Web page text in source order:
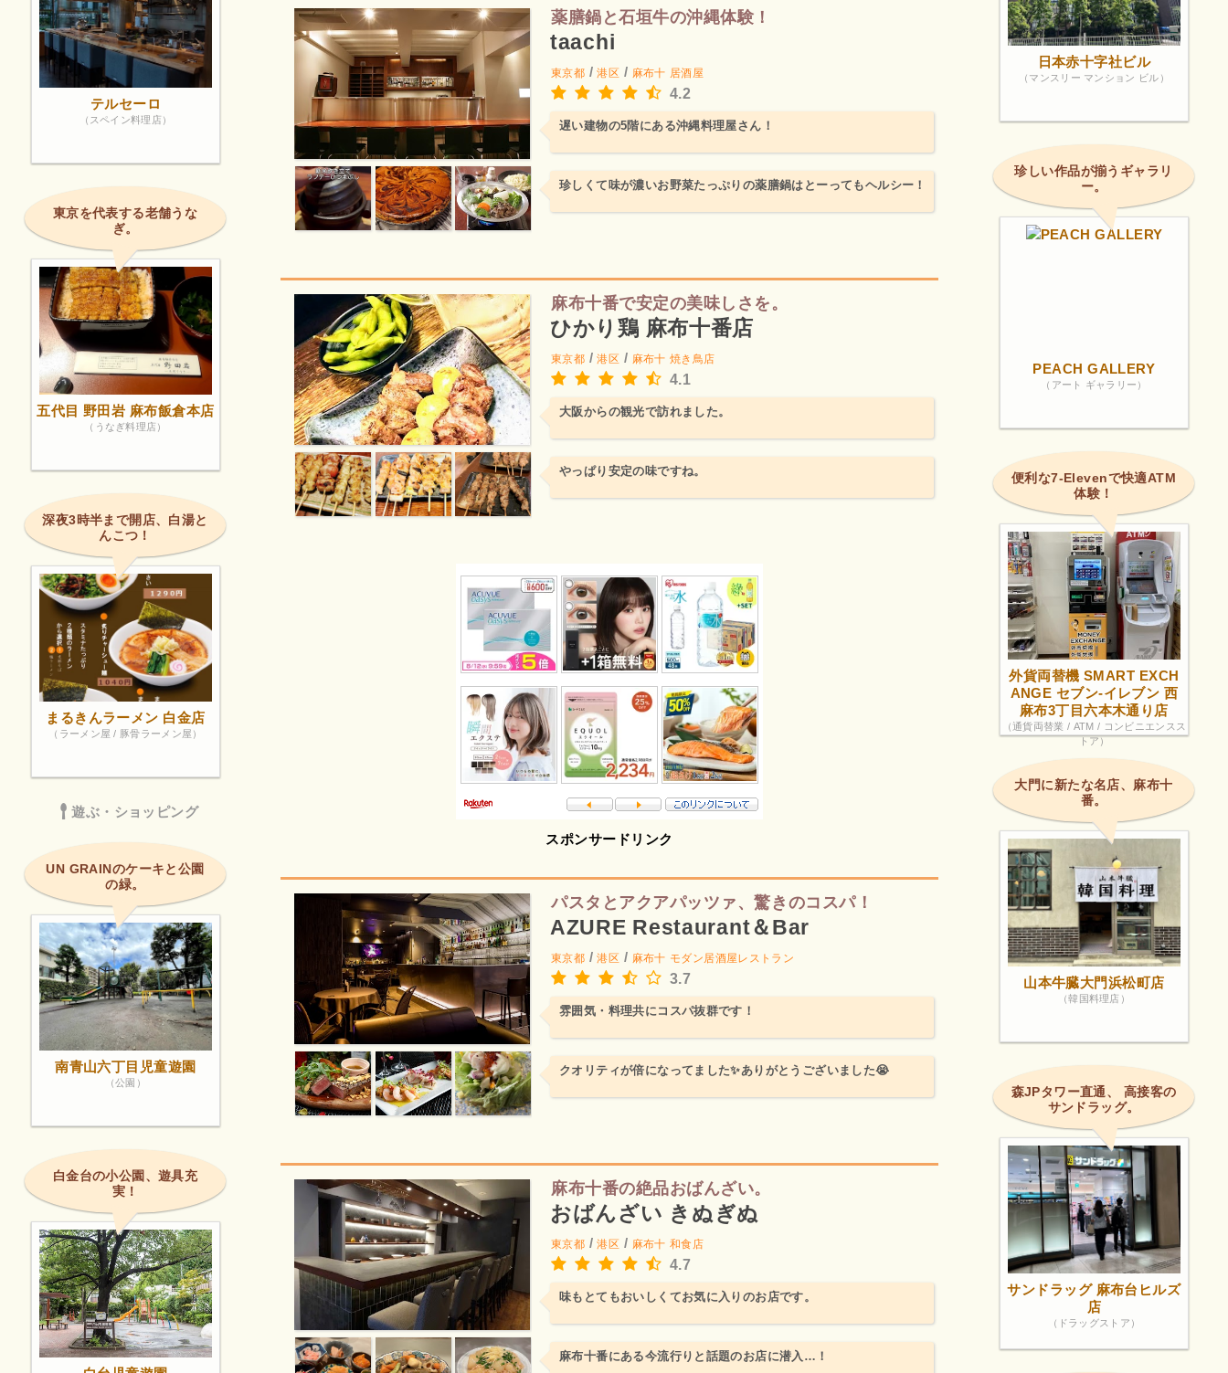
薬膳鍋と石垣牛の沖縄体験！
taachi
東京都 /港区 / 麻布十 居酒屋
4.2
遅い建物の5階にある沖縄料理屋さん！
珍しくて味が濃いお野菜たっぷりの薬膳鍋はとーってもヘルシー！
麻布十番で安定の美味しさを。
ひかり鶏 麻布十番店
東京都 /港区 / 麻布十 焼き鳥店
4.1
大阪からの観光で訪れました。
やっぱり安定の味ですね。
スポンサードリンク
パスタとアクアパッツァ、驚きのコスパ！
AZURE Restaurant＆Bar
東京都 /港区 / 麻布十 モダン居酒屋レストラン
3.7
雰囲気・料理共にコスパ抜群です！
クオリティが倍になってました✨ありがとうございました😭
麻布十番の絶品おばんざい。
おばんざい きぬぎぬ
東京都 /港区 / 麻布十 和食店
4.7
味もとてもおいしくてお気に入りのお店です。
麻布十番にある今流行りと話題のお店に潜入…！
テルセーロ
（スペイン料理店）
東京を代表する老舗うな
ぎ。
五代目 野田岩 麻布飯倉本店
（うなぎ料理店）
深夜3時半まで開店、白湯と
んこつ！
まるきんラーメン 白金店
（ラーメン屋 / 豚骨ラーメン屋）
遊ぶ・ショッピング
UN GRAINのケーキと公園
の緑。
南青山六丁目児童遊園
（公園）
白金台の小公園、遊具充
実！
日本赤十字社ビル
（マンスリー マンション ビル）
珍しい作品が揃うギャラリ
ー。
PEACH GALLERY
（アート ギャラリー）
便利な7-Elevenで快適ATM
体験！
外貨両替機 SMART EXCH
ANGE セブン-イレブン 西
麻布3丁目六本木通り店
（通貨両替業 / ATM / コンビニエンスス
トア）
大門に新たな名店、麻布十
番。
山本牛臓大門浜松町店
（韓国料理店）
森JPタワー直通、 高接客の
サンドラッグ。
サンドラッグ 麻布台ヒルズ
店
（ドラッグストア）